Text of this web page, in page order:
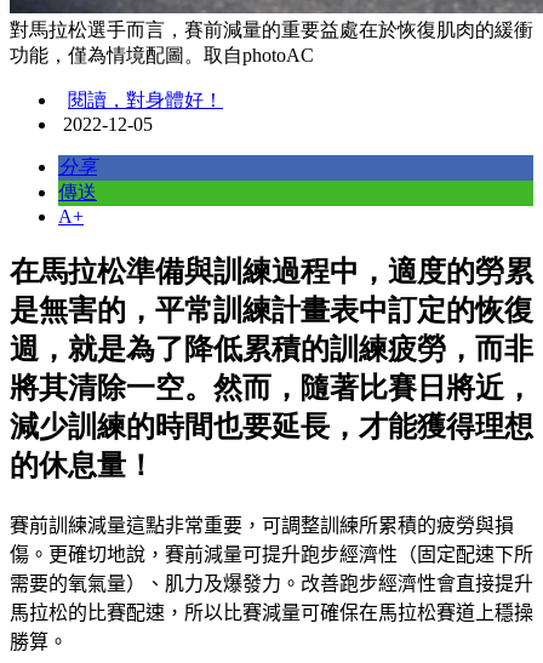
對馬拉松選手而言，賽前減量的重要益處在於恢復肌肉的緩衝
功能，僅為情境配圖。取自photoAC
閱讀，對身體好！
2022-12-05
分享
傳送
A+
在馬拉松準備與訓練過程中，適度的勞累
是無害的，平常訓練計畫表中訂定的恢復
週，就是為了降低累積的訓練疲勞，而非
將其清除一空。然而，隨著比賽日將近，
減少訓練的時間也要延長，才能獲得理想
的休息量！
賽前訓練減量這點非常重要，可調整訓練所累積的疲勞與損
傷。更確切地說，賽前減量可提升跑步經濟性（固定配速下所
需要的氧氣量）、肌力及爆發力。改善跑步經濟性會直接提升
馬拉松的比賽配速，所以比賽減量可確保在馬拉松賽道上穩操
勝算。